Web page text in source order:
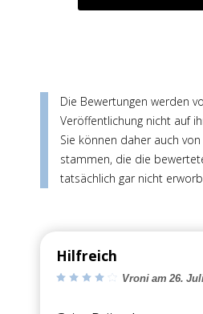
Die Bewertungen werden
Veröffentlichung nicht auf
Sie können daher auch
stammen, die die
tatsächlich gar nicht
Hilfreich
Vroni am 26.